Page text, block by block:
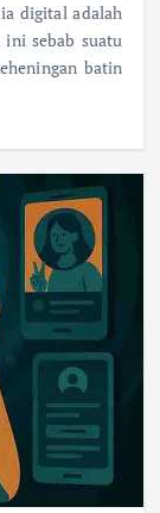
digital adalah
sebab suatu
batin